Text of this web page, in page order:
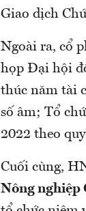
Giao dịch
Ngoài ra, cổ
họp Đại hội
thúc năm tài
số âm; Tổ
2022 theo
Cuối cùng,
Nông nghiệp